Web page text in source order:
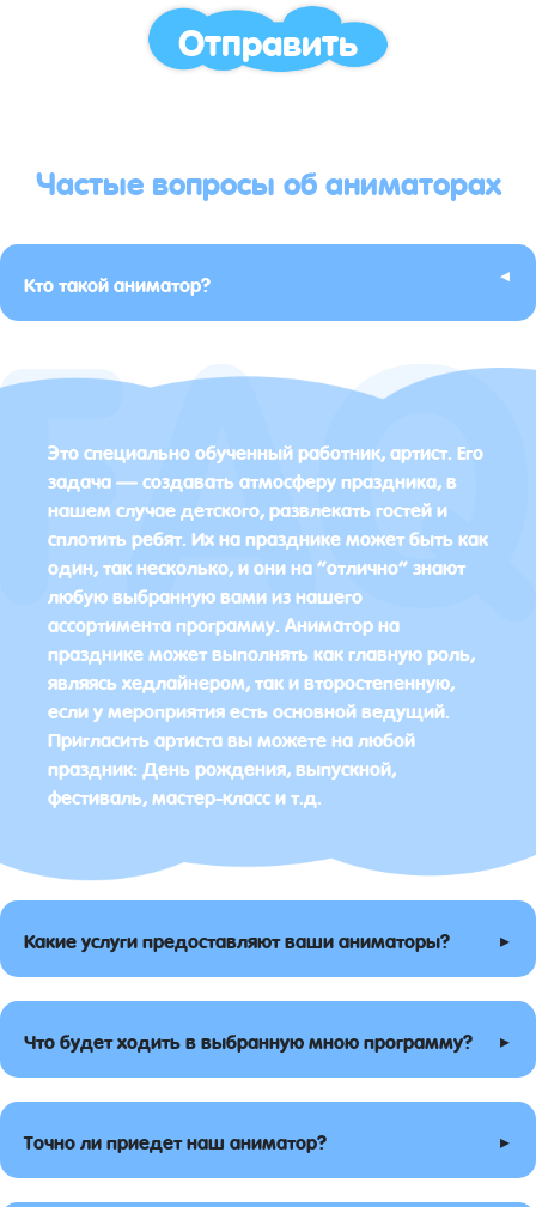
Отправить
Частые вопросы об аниматорах
Кто такой аниматор? ▸
Это специально обученный работник, артист. Его
задача — создавать атмосферу праздника, в
нашем случае детского, развлекать гостей и
сплотить ребят. Их на празднике может быть как
один, так несколько, и они на “отлично” знают
любую выбранную вами из нашего
ассортимента программу. Аниматор на
празднике может выполнять как главную роль,
являясь хедлайнером, так и второстепенную,
если у мероприятия есть основной ведущий.
Пригласить артиста вы можете на любой
праздник: День рождения, выпускной,
фестиваль, мастер-класс и т.д.
Какие услуги предоставляют ваши аниматоры? ▸
Что будет ходить в выбранную мною программу? ▸
Точно ли приедет наш аниматор? ▸